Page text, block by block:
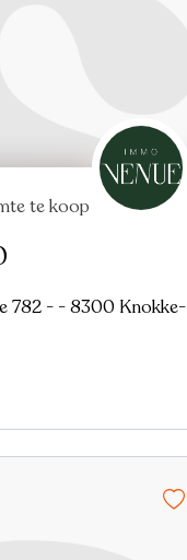
te koop
782 - - 8300 Knokke-